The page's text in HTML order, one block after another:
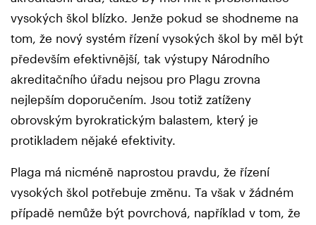
vysokých škol blízko. Jenže pokud se shodneme na
tom, že nový systém řízení vysokých škol by měl být
především efektivnější, tak výstupy Národního
akreditačního úřadu nejsou pro Plagu zrovna
nejlepším doporučením. Jsou totiž zatíženy
obrovským byrokratickým balastem, který je
protikladem nějaké efektivity.
Plaga má nicméně naprostou pravdu, že řízení
vysokých škol potřebuje změnu. Ta však v žádném
případě nemůže být povrchová, například v tom, že